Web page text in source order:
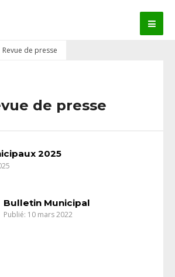
Revue de presse
de presse
2025
Bulletin Municipal
Publié: 10 mars 2022